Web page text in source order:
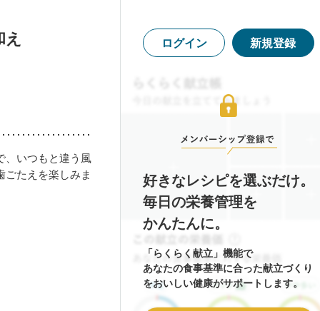
、いつもと違う風
たえを楽しみま
ログイン 新規登録
好きなレシピを選ぶだけ。
毎日の栄養管理を
かんたんに。
「らくらく献立」機能で
あなたの食事基準に合った献立づくり
をおいしい健康がサポートします。